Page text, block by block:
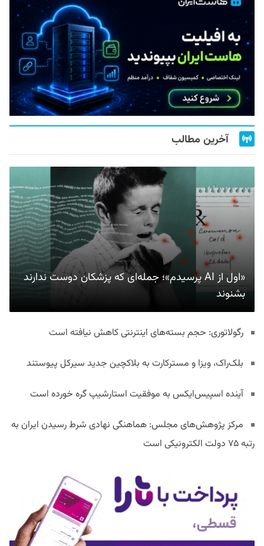
آخرین مطالب
«اول از AI پرسیدم»؛ جمله‌ای که پزشکان دوست ندارند
بشنوند
رگولاتوری: حجم بسته‌های اینترنتی کاهش نیافته است
بلک‌راک، ویزا و مسترکارت به بلاکچین جدید سیرکل پیوستند
آینده اسپیس‌ایکس به موفقیت استارشیپ گره خورده است
مرکز پژوهش‌های مجلس: هماهنگی نهادی شرط رسیدن ایران به
رتبه ۷۵ دولت الکترونیکی است